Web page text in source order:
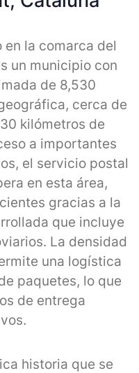
la comarca del
un municipio con
de 8,530
cerca de
kilómetros de
a importantes
el servicio postal
en esta área,
gracias a la
que incluye
La densidad
una logística
paquetes, lo que
de entrega
historia que se